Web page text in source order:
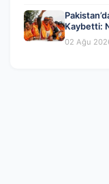
Kaybetti:
Ayrıldı
02 Ağu